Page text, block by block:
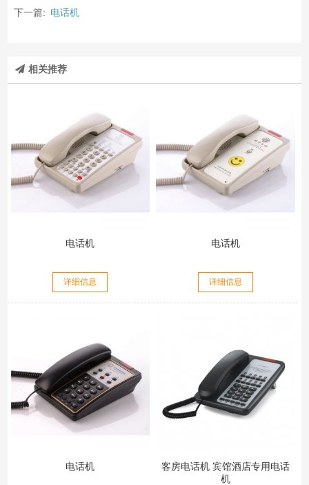
下一篇: 电话机
相关推荐
电话机
详细信息
电话机
详细信息
电话机
客房电话机 宾馆酒店专用电话
机